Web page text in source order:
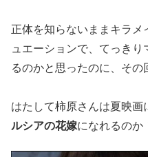
正体を知らないままキラ
ュエーションで、てっき
るのかと思ったのに、その
はたして柿原さんは夏映
ルシアの花嫁になれるの